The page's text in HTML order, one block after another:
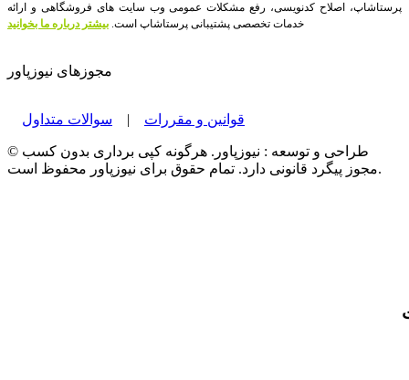
پرستاشاپ، اصلاح کدنویسی، رفع مشکلات عمومی وب سایت های فروشگاهی و ارائه
خدمات تخصصی پشتیبانی پرستاشاپ است. بیشتر درباره ما بخوانید
مجوزهای نیوزپاور
قوانین و مقررات | سوالات متداول
© طراحی و توسعه : نیوزپاور. هرگونه کپی برداری بدون کسب
مجوز پیگرد قانونی دارد. تمام حقوق برای نیوزپاور محفوظ است.